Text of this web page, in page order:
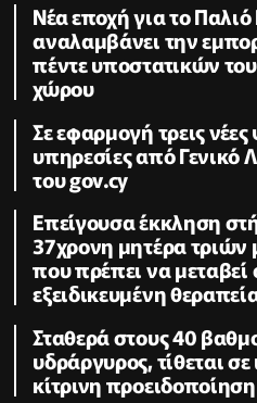
Νέα εποχή για το
αναλαμβάνει την
πέντε υποστατικών
χώρου
Σε εφαρμογή τρεις
υπηρεσίες από Γενικό
του gov.cy
Επείγουσα έκκληση
37χρονη μητέρα
που πρέπει να μεταβεί
εξειδικευμένη
Σταθερά στους 40
υδράργυρος, τίθεται
κίτρινη προειδοποίηση